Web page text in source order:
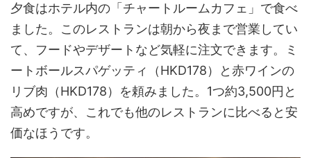
夕食はホテル内の「チャートルームカフェ」で食べ
ました。このレストランは朝から夜まで営業してい
て、フードやデザートなど気軽に注文できます。ミ
ートボールスパゲッティ（HKD178）と赤ワインの
リブ肉（HKD178）を頼みました。1つ約3,500円と
高めですが、これでも他のレストランに比べると安
価なほうです。